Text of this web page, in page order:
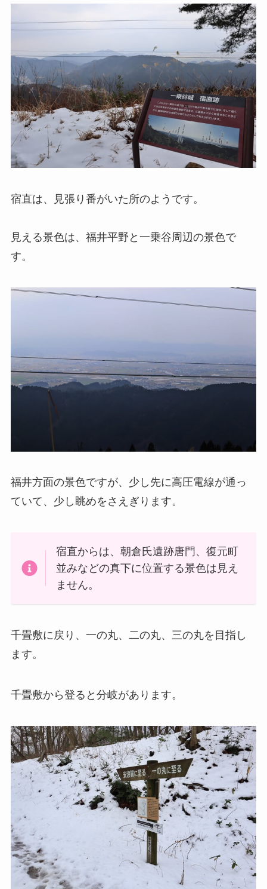
宿直は、見張り番がいた所のようです。
見える景色は、福井平野と一乗谷周辺の景色で
す。
福井方面の景色ですが、少し先に高圧電線が通っ
ていて、少し眺めをさえぎります。
宿直からは、朝倉氏遺跡唐門、復元町
並みなどの真下に位置する景色は見え
ません。
千畳敷に戻り、一の丸、二の丸、三の丸を目指し
ます。
千畳敷から登ると分岐があります。